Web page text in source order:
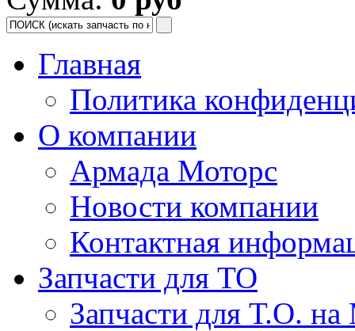
Главная
Политика
О компании
Армада Моторс
Новости компании
Контактная
Запчасти для ТО
Запчасти для Т.О. на